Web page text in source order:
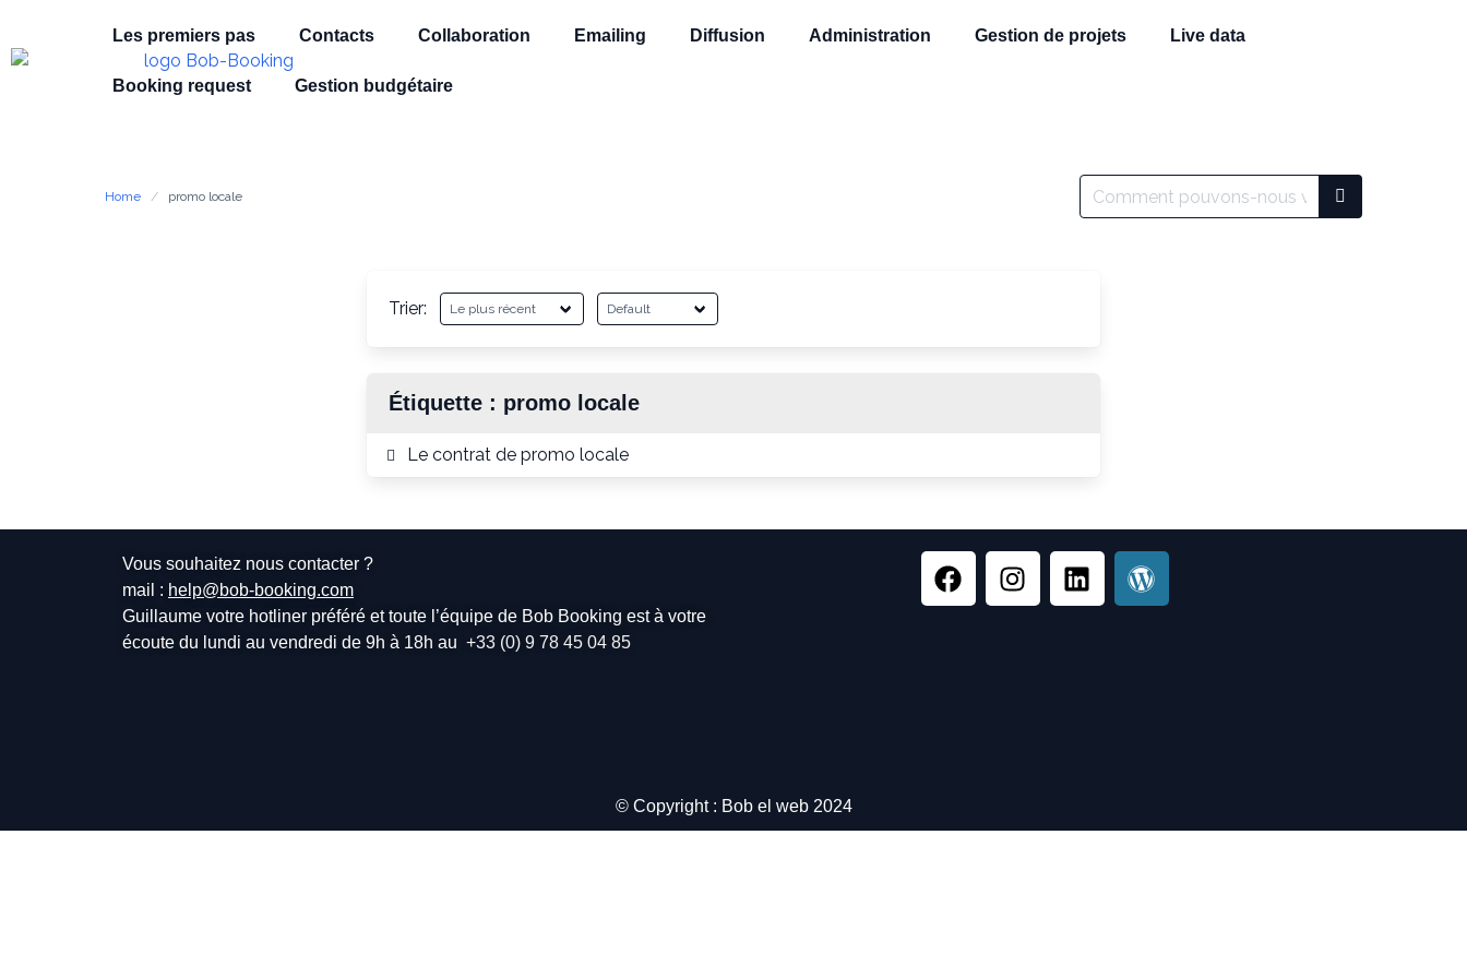
Les premiers pas Contacts Collaboration Emailing Diffusion Administration Gestion de projets Live data
Booking request Gestion budgétaire
Home promo locale
Trier:
Étiquette : promo locale
Le contrat de promo locale
Vous souhaitez nous contacter ?
mail : help@bob-booking.com
Guillaume votre hotliner préféré et toute l’équipe de Bob Booking est à votre
écoute du lundi au vendredi de 9h à 18h au +33 (0) 9 78 45 04 85
© Copyright : Bob el web 2024